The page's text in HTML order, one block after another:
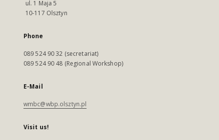
ul. 1 Maja 5
10-117 Olsztyn
Phone
089 524 90 32 (secretariat)
089 524 90 48 (Regional Workshop)
E-Mail
wmbc@wbp.olsztyn.pl
Visit us!